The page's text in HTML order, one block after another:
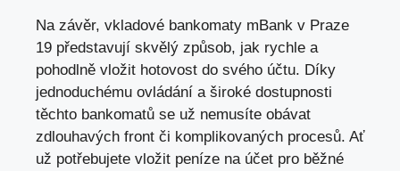
Na ‍závěr, vkladové bankomaty mBank v ‌Praze⁢
19 představují skvělý ​způsob, jak rychle‍ a
pohodlně vložit hotovost do svého‍ účtu. Díky
jednoduchému ovládání ‌a široké​ dostupnosti
těchto bankomatů se už nemusíte obávat
zdlouhavých front‌ či komplikovaných procesů. ​Ať
už potřebujete vložit peníze na⁣ účet pro běžné